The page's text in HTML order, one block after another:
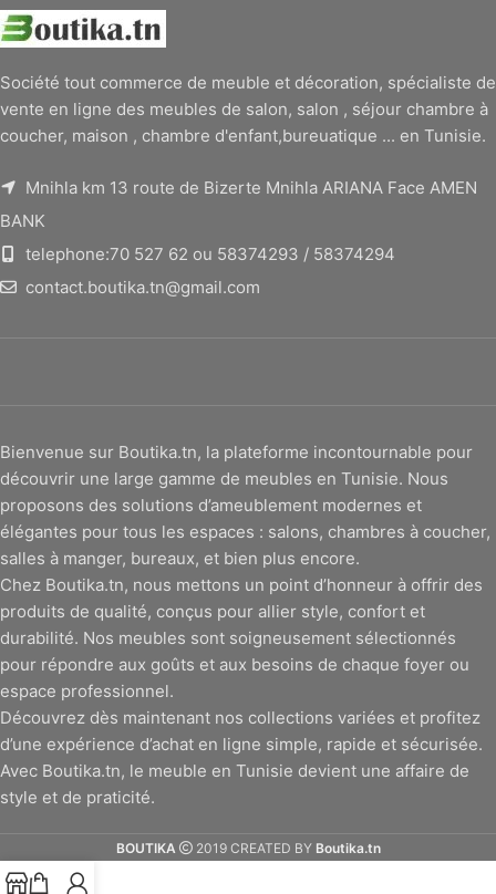
Société tout commerce de meuble et décoration, spécialiste de
vente en ligne des meubles de salon, salon , séjour chambre à
coucher, maison , chambre d'enfant,bureuatique ... en Tunisie.
Mnihla km 13 route de Bizerte Mnihla ARIANA Face AMEN
BANK
telephone:70 527 62 ou 58374293 / 58374294
contact.boutika.tn@gmail.com
Bienvenue sur Boutika.tn, la plateforme incontournable pour
découvrir une large gamme de meubles en Tunisie. Nous
proposons des solutions d’ameublement modernes et
élégantes pour tous les espaces : salons, chambres à coucher,
salles à manger, bureaux, et bien plus encore.
Chez Boutika.tn, nous mettons un point d’honneur à offrir des
produits de qualité, conçus pour allier style, confort et
durabilité. Nos meubles sont soigneusement sélectionnés
pour répondre aux goûts et aux besoins de chaque foyer ou
espace professionnel.
Découvrez dès maintenant nos collections variées et profitez
d’une expérience d’achat en ligne simple, rapide et sécurisée.
Avec Boutika.tn, le meuble en Tunisie devient une affaire de
style et de praticité.
BOUTIKA 2019 CREATED BY Boutika.tn